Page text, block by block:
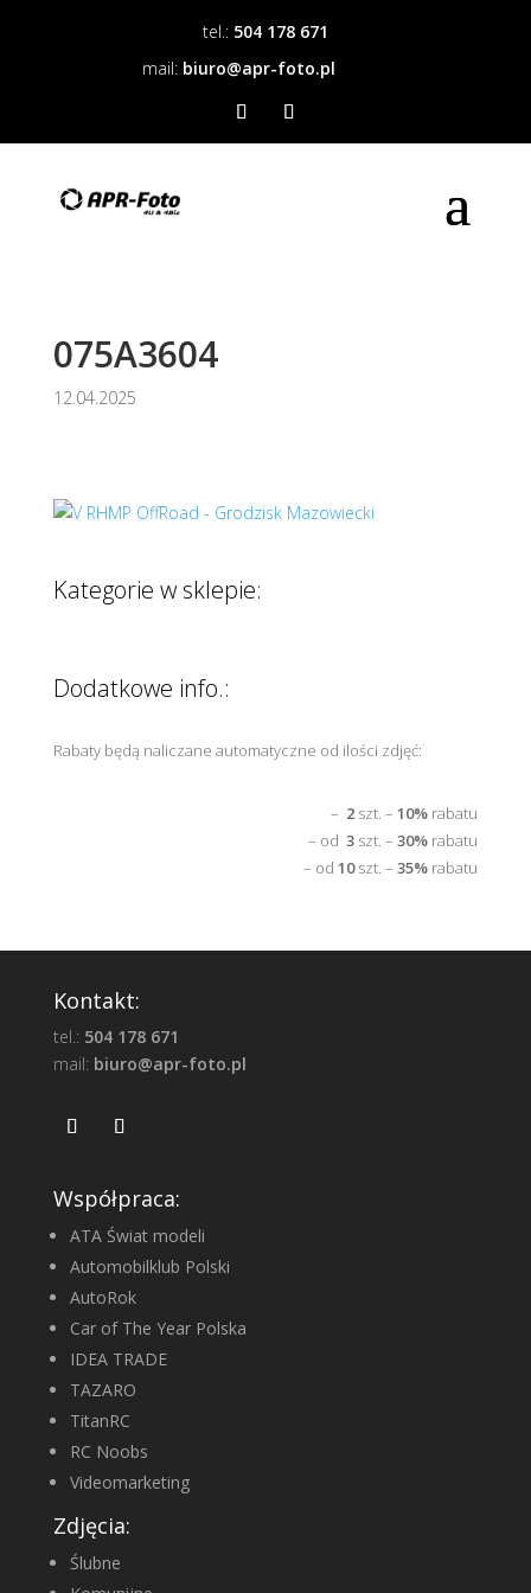
tel.: 504 178 671
mail: biuro@apr-foto.pl
075A3604
12.04.2025
Kategorie w sklepie:
Dodatkowe info.:
Rabaty będą naliczane automatyczne od ilości zdjęć:
– 2 szt. –10% rabatu
– od3 szt. –30% rabatu
– od10szt. –35% rabatu
Kontakt:
tel.: 504 178 671
mail: biuro@apr-foto.pl
Współpraca:
ATA Świat modeli
Automobilklub Polski
AutoRok
Car of The Year Polska
IDEA TRADE
TAZARO
TitanRC
RC Noobs
Videomarketing
Zdjęcia:
Ślubne